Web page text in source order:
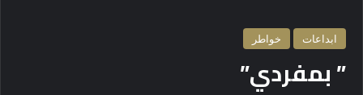
ابداعات خواطر
” بمفردي”